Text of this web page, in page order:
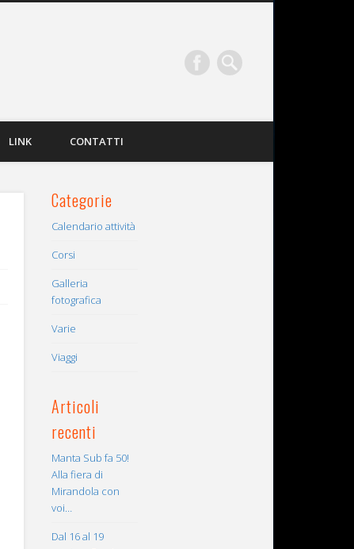
LINK CONTATTI
Categorie
Calendario attività
Corsi
Galleria
fotografica
Varie
Viaggi
Articoli
recenti
Manta Sub fa 50!
Alla fiera di
Mirandola con
voi…
Dal 16 al 19